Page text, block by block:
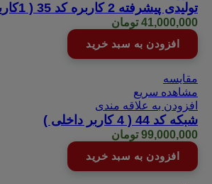
تولیدی پیشرفته 2 کاربره کد 35 ( 1کاربر داخلی + 1کاربر تحت وب+هایپر )
41,000,000 تومان
افزودن به سبد خرید
مقایسه
مشاهده سریع
افزودن به علاقه مندی
شبکه کد 44 ( 4 کاربر داخلی )
99,000,000 تومان
افزودن به سبد خرید